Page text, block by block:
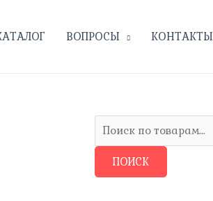
ВОПРОСЫ КОНТАКТЫ
с
ПОИСК